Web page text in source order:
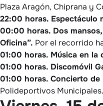
Plaza Aragón, Chiprana y
22:00 horas. Espectáculo
00:00 horas. Dos
Oficina”. Por el recorrido
01:00 horas. Música en la
01:00 horas. Discomóvil
01:00 horas. Concierto de
Polideportivos Municipales.